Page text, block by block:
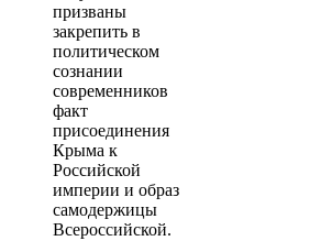
призваны
закрепить в
политическом
сознании
современников
факт
присоединения
Крыма к
Российской
империи и образ
самодержицы
Всероссийской.